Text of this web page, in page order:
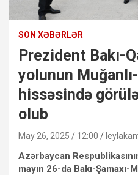
SON XƏBƏRLƏR
Prezident Bakı-
yolunun
hissəsində
olub
May 26, 2025 / 12:00
Azərbaycan
mayın 26-da Bakı-Şamaxı-